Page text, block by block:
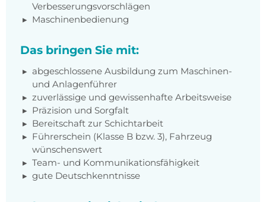
Verbesserungsvorschlägen
Maschinenbedienung
Das bringen Sie mit:
abgeschlossene Ausbildung zum Maschinen-
und Anlagenführer
zuverlässige und gewissenhafte Arbeitsweise
Präzision und Sorgfalt
Bereitschaft zur Schichtarbeit
Führerschein (Klasse B bzw. 3), Fahrzeug
wünschenswert
Team- und Kommunikationsfähigkeit
gute Deutschkenntnisse